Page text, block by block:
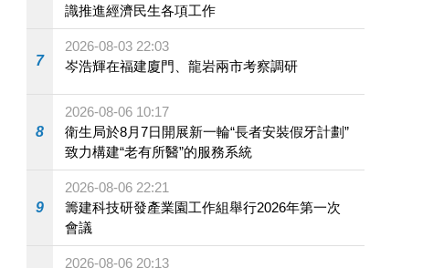
識推進經濟民生各項工作
7
2026-08-03 22:03
岑浩輝在福建廈門、龍岩兩市考察調研
8
2026-08-06 10:17
衛生局於8月7日開展新一輪“長者安裝假牙計劃”
致力構建“老有所醫”的服務系統
9
2026-08-06 22:21
籌建科技研發產業園工作組舉行2026年第一次
會議
2026-08-06 20:13